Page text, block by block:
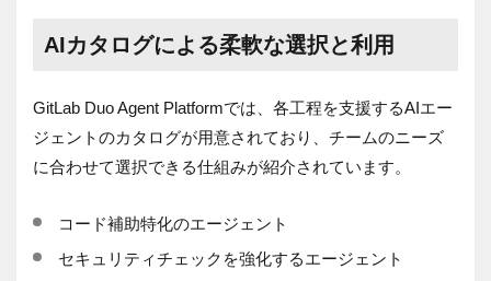
AIカタログによる柔軟な選択と利用
GitLab Duo Agent Platformでは、各工程を支援するAIエー
ジェントのカタログが用意されており、チームのニーズ
に合わせて選択できる仕組みが紹介されています。
コード補助特化のエージェント
セキュリティチェックを強化するエージェント